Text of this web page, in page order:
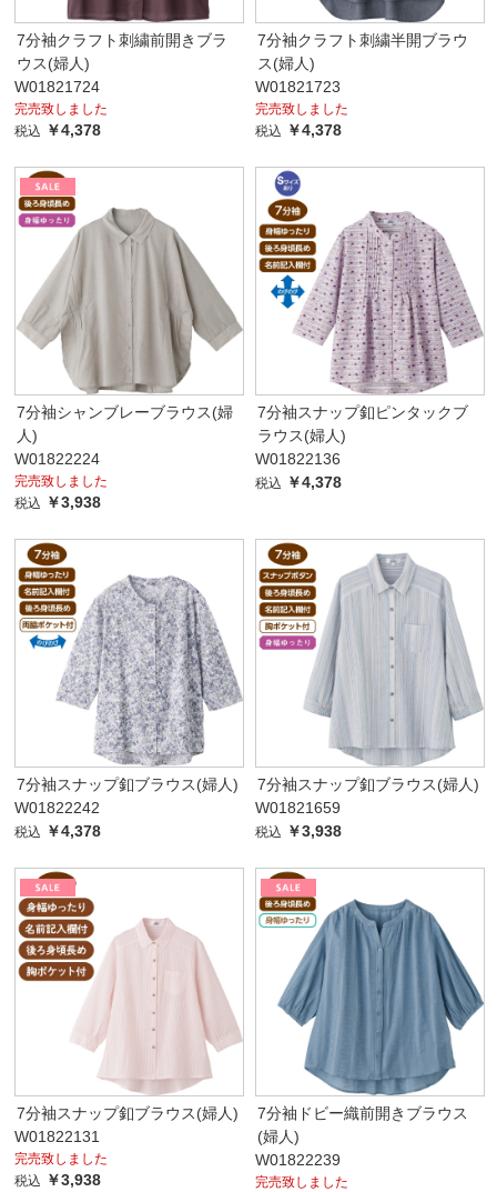
7分袖クラフト刺繍前開きブラ
ウス(婦人)
W01821724
完売致しました
税込 ￥4,378
7分袖クラフト刺繍半開ブラウ
ス(婦人)
W01821723
完売致しました
税込 ￥4,378
7分袖シャンブレーブラウス(婦
人)
W01822224
完売致しました
税込 ￥3,938
7分袖スナップ釦ピンタックブ
ラウス(婦人)
W01822136
税込 ￥4,378
7分袖スナップ釦ブラウス(婦人)
W01822242
税込 ￥4,378
7分袖スナップ釦ブラウス(婦人)
W01821659
税込 ￥3,938
7分袖スナップ釦ブラウス(婦人)
W01822131
完売致しました
税込 ￥3,938
7分袖ドビー織前開きブラウス
(婦人)
W01822239
完売致しました